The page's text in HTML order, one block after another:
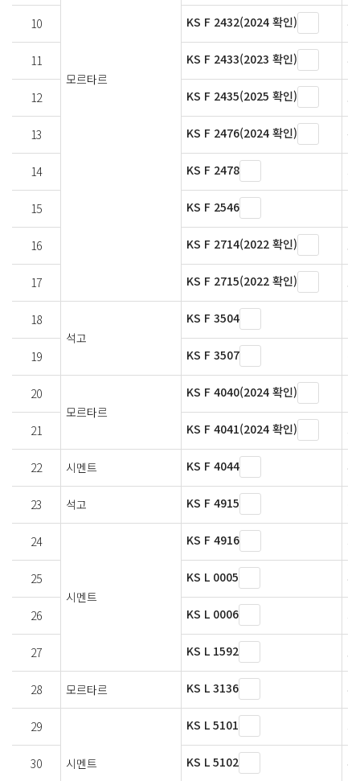
모르타르
10 KS F 2432(2024 확인)
11 KS F 2433(2023 확인)
12 KS F 2435(2025 확인)
13 KS F 2476(2024 확인)
14 KS F 2478
15 KS F 2546
16 KS F 2714(2022 확인)
17 KS F 2715(2022 확인)
18
석고
KS F 3504
19 KS F 3507
20
모르타르
KS F 4040(2024 확인)
21 KS F 4041(2024 확인)
22 시멘트 KS F 4044
23 석고 KS F 4915
24
시멘트
KS F 4916
25 KS L 0005
26 KS L 0006
27 KS L 1592
28 모르타르 KS L 3136
29
시멘트
KS L 5101
30 KS L 5102